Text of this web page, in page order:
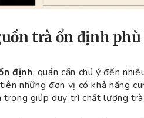
trà ổn định
định, quán cần chú ý đến
những đơn vị có khả năng
trọng giúp duy trì chất lượng